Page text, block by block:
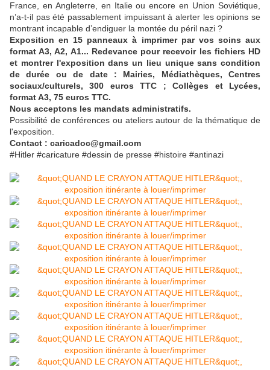
France, en Angleterre, en Italie ou encore en Union Soviétique,
n’a-t-il pas été passablement impuissant à alerter les opinions se
montrant incapable d’endiguer la montée du péril nazi ?
Exposition en 15 panneaux à imprimer par vos soins aux
format A3, A2, A1... Redevance pour recevoir les fichiers HD
et montrer l'exposition dans un lieu unique sans condition
de durée ou de date : Mairies, Médiathèques, Centres
sociaux/culturels, 300 euros TTC ; Collèges et Lycées,
format A3, 75 euros TTC.
Nous acceptons les mandats administratifs.
Possibilité de conférences ou ateliers autour de la thématique de
l'exposition.
Contact : caricadoc@gmail.com
#Hitler #caricature #dessin de presse #histoire #antinazi